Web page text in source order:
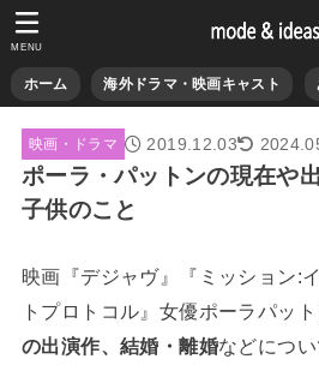
ホーム 海外ドラマ・映画キャスト
MENU
映画・ドラマ 2019.12.03
ポーラ・パットンの現在や
子供のこと
映画『デジャヴ』『ミッション:
トプロトコル』女優ポーラパット
の出演作、結婚・離婚などについ